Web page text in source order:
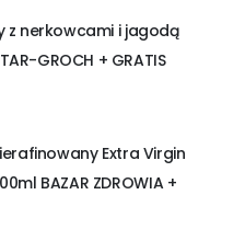
zł.
z nerkowcami i jagodą
GROCH + GRATIS
Extra Virgin
BAZAR ZDROWIA +